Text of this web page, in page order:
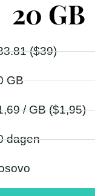
20 GB
($39)
GB
/ GB ($1,95)
dagen